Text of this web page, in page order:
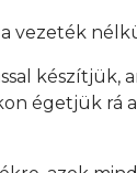
vezeték
készítjük,
égetjük rá